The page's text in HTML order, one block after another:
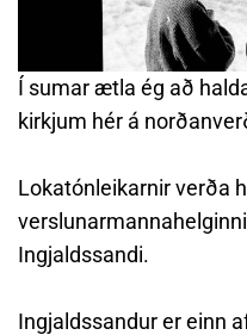
Í sumar ætla ég að
kirkjum hér á
Lokatónleikarnir verða
Ingjaldssandi.
Ingjaldssandur er einn